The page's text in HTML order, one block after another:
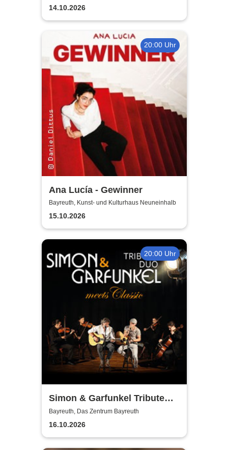
Jugendkulturzentrum Bayreuth
14.10.2026
20:00 Uhr
Ana Lucía - Gewinner
Bayreuth, Kunst- und Kulturhaus Neuneinhalb
15.10.2026
20:00 Uhr
Simon & Garfunkel Tribute
meets Classic - Duo
Graceland
Bayreuth, Das Zentrum Bayreuth
16.10.2026